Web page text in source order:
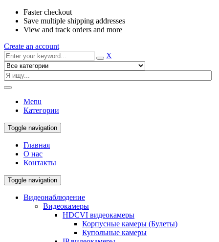
Faster checkout
Save multiple shipping addresses
View and track orders and more
Create an account
X
Menu
Категории
Toggle navigation
Главная
О нас
Контакты
Toggle navigation
Видеонаблюдение
Видеокамеры
HDCVI видеокамеры
Корпусные камеры (Булеты)
Купольные камеры